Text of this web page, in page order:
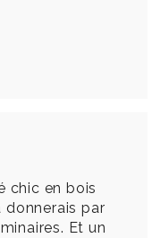
chic en bois
par
Et un